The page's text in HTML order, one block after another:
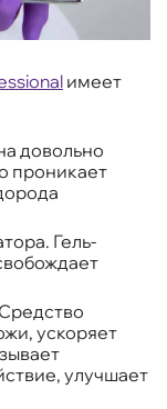
имеет
довольно
проникает
Гель-
ускоряет
улучшает